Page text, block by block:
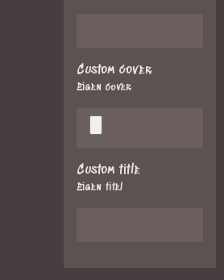
Custom cover
Eigen cover
Custom title
Eigen titel